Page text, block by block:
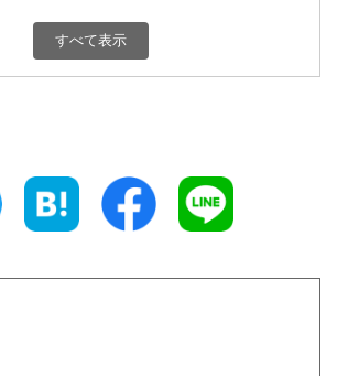
800円 富山県
800円 三重県
すべて表示